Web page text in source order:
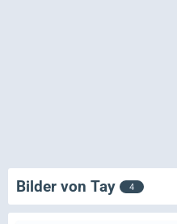
Bilder von Tay 4